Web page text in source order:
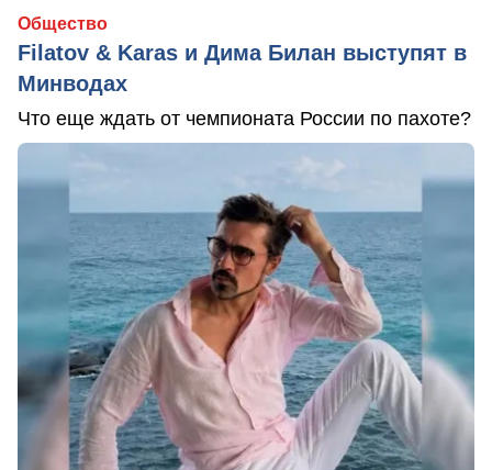
Общество
Filatov & Karas и Дима Билан выступят в
Минводах
Что еще ждать от чемпионата России по пахоте?